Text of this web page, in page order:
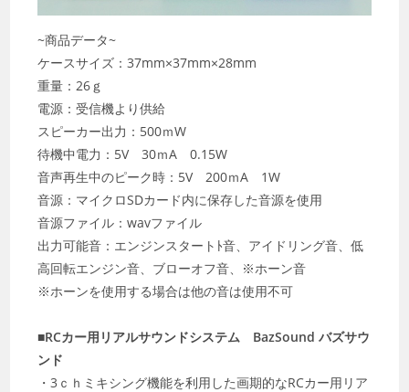
~商品データ~
ケースサイズ：37mm×37mm×28mm
重量：26ｇ
電源：受信機より供給
スピーカー出力：500ｍW
待機中電力：5V 30ｍA 0.15W
音声再生中のピーク時：5V 200ｍA 1W
音源：マイクロSDカード内に保存した音源を使用
音源ファイル：wavファイル
出力可能音：エンジンスタートﾄ音、アイドリング音、低
高回転エンジン音、ブローオフ音、※ホーン音
※ホーンを使用する場合は他の音は使用不可
■RCカー用リアルサウンドシステム BazSound バズサウ
ンド
・3ｃｈミキシング機能を利用した画期的なRCカー用リア